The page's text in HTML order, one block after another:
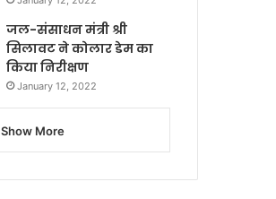
जल-संसाधन मंत्री श्री
सिलावट ने कोलार डेम का
किया निरीक्षण
January 12, 2022
Show More